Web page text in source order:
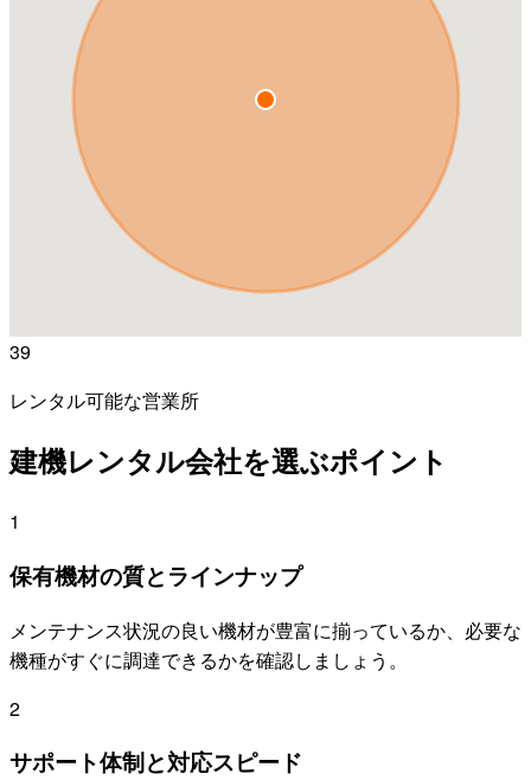
39
レンタル可能な営業所
建機レンタル会社を選ぶポイント
1
保有機材の質とラインナップ
メンテナンス状況の良い機材が豊富に揃っているか、必要な
機種がすぐに調達できるかを確認しましょう。
2
サポート体制と対応スピード